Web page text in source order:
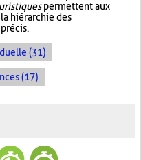
permettent aux
hiérarchie des
(31)
(17)